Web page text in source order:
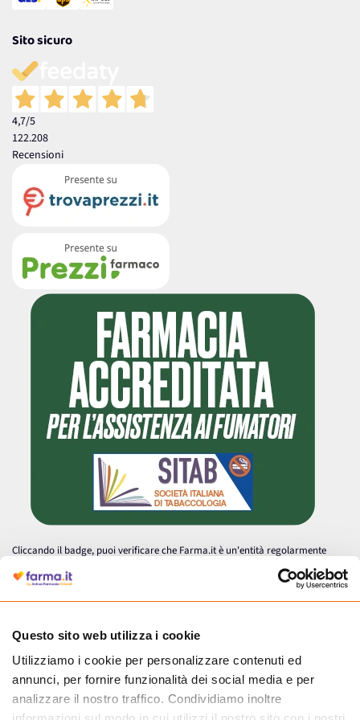
Questo sito web utilizza i cookie
Utilizziamo i cookie per personalizzare contenuti ed
annunci, per fornire funzionalità dei social media e per
analizzare il nostro traffico. Condividiamo inoltre
Sito sicuro
4,7/5
122.208
Recensioni
Cliccando il badge, puoi verificare che Farma.it è un'entità regolarmente
autorizzata dal Ministero della Salute a effettuare la vendita online di
medicinali.